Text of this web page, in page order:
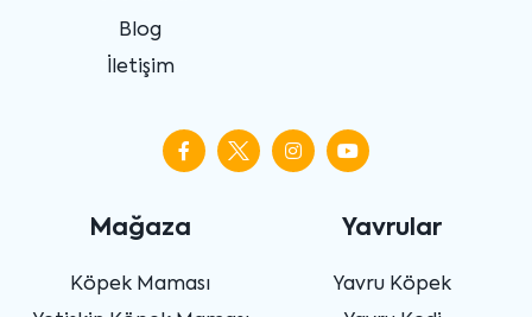
Blog
İletişim
Mağaza
Köpek Maması
Yavrular
Yavru Köpek